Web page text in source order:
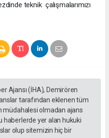
teknik çalışmalarımızı
Ajansı (İHA), Demirören
tarafından eklenen tüm
müdahalesi olmadan ajans
haberlerde yer alan hukuki
olup sitemizin hiç bir